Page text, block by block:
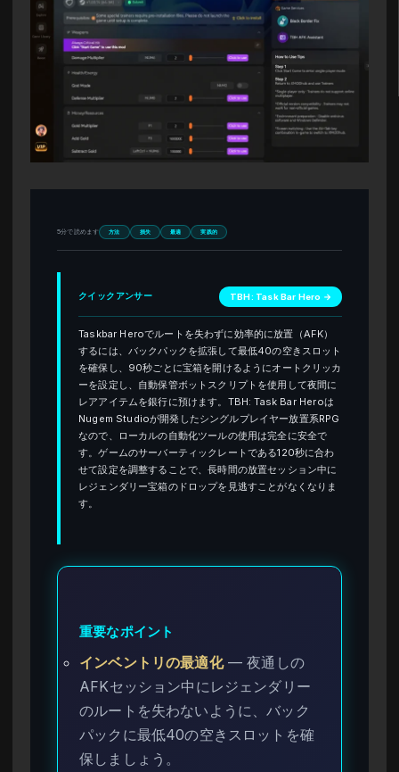
5分で読めます 方法 損失 最適 実践的
クイックアンサー TBH: Task Bar Hero →
Taskbar Heroでルートを失わずに効率的に放置（AFK）
するには、バックパックを拡張して最低40の空きスロット
を確保し、90秒ごとに宝箱を開けるようにオートクリッカ
ーを設定し、自動保管ボットスクリプトを使用して夜間に
レアアイテムを銀行に預けます。TBH: Task Bar Heroは
Nugem Studioが開発したシングルプレイヤー放置系RPG
なので、ローカルの自動化ツールの使用は完全に安全で
す。ゲームのサーバーティックレートである120秒に合わ
せて設定を調整することで、長時間の放置セッション中に
レジェンダリー宝箱のドロップを見逃すことがなくなりま
す。
重要なポイント
インベントリの最適化— 夜通しの
AFKセッション中にレジェンダリー
のルートを失わないように、バック
パックに最低40の空きスロットを確
保しましょう。